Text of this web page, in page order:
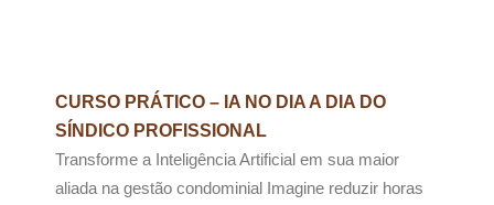
CURSO PRÁTICO – IA NO DIA A DIA DO
SÍNDICO PROFISSIONAL
Transforme a Inteligência Artificial em sua maior
aliada na gestão condominial Imagine reduzir horas